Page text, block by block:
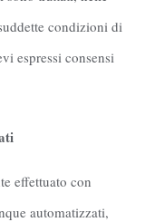
condizioni di
espressi consensi
effettuato con
automatizzati,